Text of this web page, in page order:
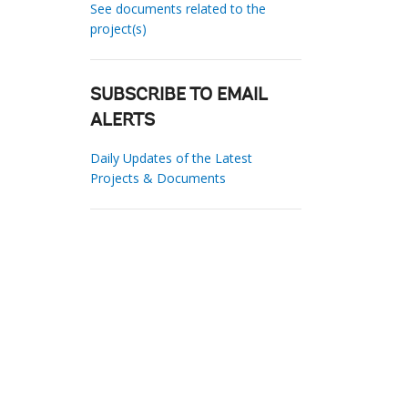
See documents related to the
project(s)
SUBSCRIBE TO EMAIL
ALERTS
Daily Updates of the Latest
Projects & Documents